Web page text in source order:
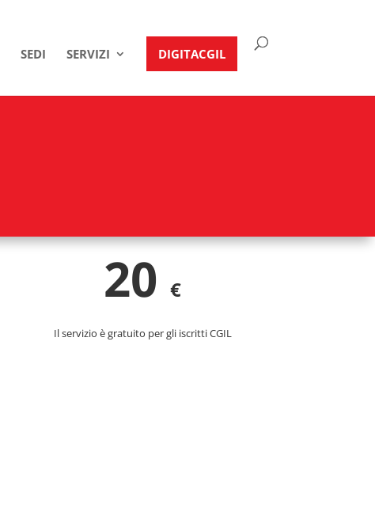
SEDI SERVIZI DIGITACGIL
20€
Il servizio è gratuito per gli iscritti CGIL